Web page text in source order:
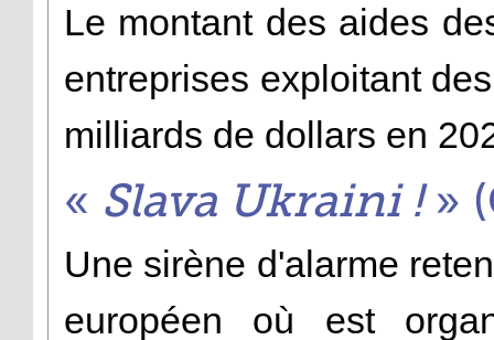
Le montant des aides
entreprises exploitant
milliards de dollars en
« Slava Ukraini !»
Une sirène d'alarme
européen où est